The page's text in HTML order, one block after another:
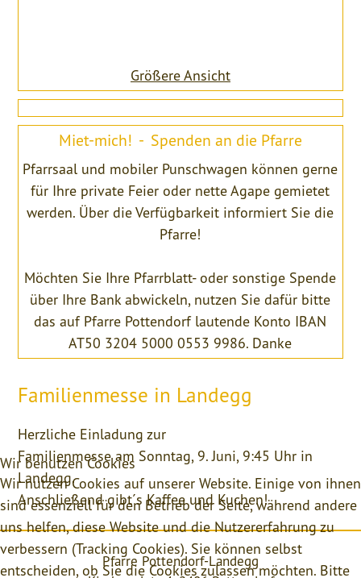
Größere Ansicht
Miet-mich! - Spenden an die Pfarre
Pfarrsaal und mobiler Punschwagen können gerne
für Ihre private Feier oder nette Agape gemietet
werden. Über die Verfügbarkeit informiert Sie die
Pfarre!
Möchten Sie Ihre Pfarrblatt- oder sonstige Spende
über Ihre Bank abwickeln, nutzen Sie dafür bitte
das auf Pfarre Pottendorf lautende Konto IBAN
AT50 3204 5000 0553 9986. Danke
Familienmesse in Landegg
Herzliche Einladung zur
Familienmesse am Sonntag, 9. Juni, 9:45 Uhr in
Landegg.
Anschließend gibt´s Kaffee und Kuchen!
Pfarre Pottendorf-Landegg
Wir benutzen Cookies
Wir nutzen Cookies auf unserer Website. Einige von ihnen
sind essenziell für den Betrieb der Seite, während andere
uns helfen, diese Website und die Nutzererfahrung zu
verbessern (Tracking Cookies). Sie können selbst
entscheiden, ob Sie die Cookies zulassen möchten. Bitte